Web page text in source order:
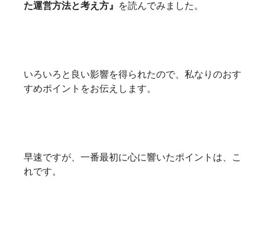
た運営方法と考え方』
を読んでみました。
いろいろと良い影響を得られたので、私なりのおす
すめポイントをお伝えします。
早速ですが、一番最初に心に響いたポイントは、こ
れです。